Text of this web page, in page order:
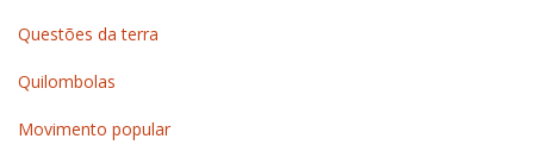
Questões da terra
Quilombolas
Movimento popular